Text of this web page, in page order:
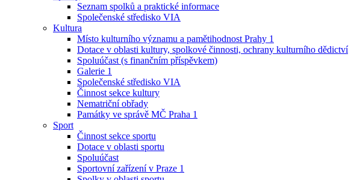
Seznam spolků a praktické informace
Společenské středisko VIA
Kultura
Místo kulturního významu a pamětihodnost Prahy 1
Dotace v oblasti kultury, spolkové činnosti, ochrany kulturního dědictví
Spoluúčast (s finančním příspěvkem)
Galerie 1
Společenské středisko VIA
Činnost sekce kultury
Nematriční obřady
Památky ve správě MČ Praha 1
Sport
Činnost sekce sportu
Dotace v oblasti sportu
Spoluúčast
Sportovní zařízení v Praze 1